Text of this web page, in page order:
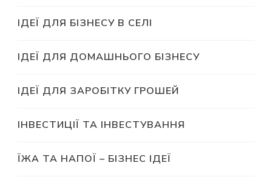
ІДЕЇ ДЛЯ БІЗНЕСУ В СЕЛІ
ІДЕЇ ДЛЯ ДОМАШНЬОГО БІЗНЕСУ
ІДЕЇ ДЛЯ ЗАРОБІТКУ ГРОШЕЙ
ІНВЕСТИЦІЇ ТА ІНВЕСТУВАННЯ
ЇЖА ТА НАПОЇ – БІЗНЕС ІДЕЇ